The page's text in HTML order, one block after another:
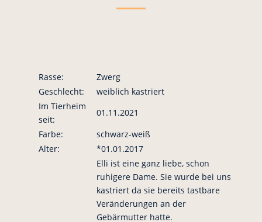
Rasse:
Zwerg
Geschlecht:
weiblich kastriert
Im Tierheim
seit:
01.11.2021
Farbe:
schwarz-weiß
Alter:
*01.01.2017
Elli ist eine ganz liebe, schon
ruhigere Dame. Sie wurde bei uns
kastriert da sie bereits tastbare
Veränderungen an der
Gebärmutter hatte.